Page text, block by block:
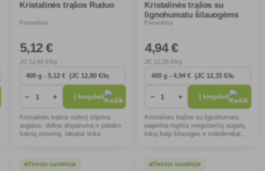
Kristalinės trąšos Ruduo
Forestina
5,12 €
12 ,80 €/kg
− + Į krepšelį
Kristalinės trąšos rudenį stiprina
augalus, didina atsparumą ir palaiko
šaknų sistemą. Idealiai tinka
Kristalinės trąšos su
lignohumatu šilauogėms
Forestina
4,94 €
12 ,35 €/kg
− + Į krepšelį
Kristalinės trąšos su lignohumatu
pagerina rūgštis mėgstančių augalų,
tokių kaip šilauogės ir rododendrai,
Tiekėjo sandėlyje
Tiekėjo sandėlyje